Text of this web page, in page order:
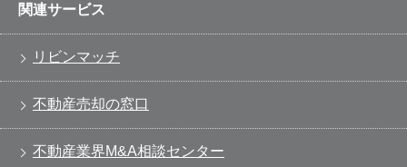
関連サービス
リビンマッチ
不動産売却の窓口
不動産業界M&A相談センター